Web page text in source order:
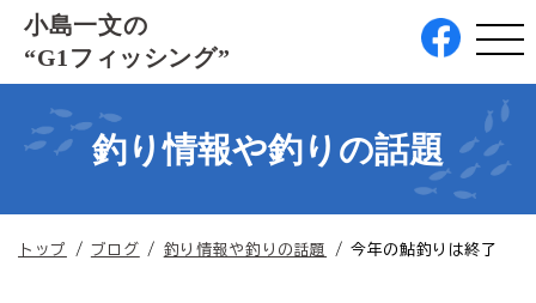
このページの本文へ
小島一文の
“G1フィッシング”
釣り情報や釣りの話題
現
トップ / ブログ / 釣り情報や釣りの話題 /今年の鮎釣りは終了